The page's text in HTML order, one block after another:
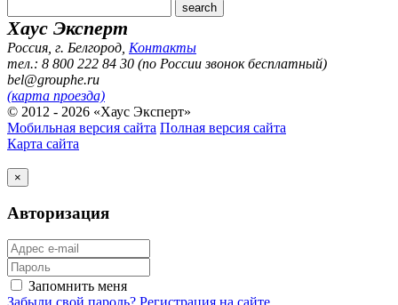
Хаус Эксперт
Россия, г. Белгород Контакты
тел.: 8 800 222 84 30 (по России звонок бесплатный)
bel@grouphe.ru
(карта проезда)
© 2012 - 2026 «Хаус Эксперт»
Мобильная версия сайта Полная версия сайта
Карта сайта
×
Авторизация
Запомнить меня